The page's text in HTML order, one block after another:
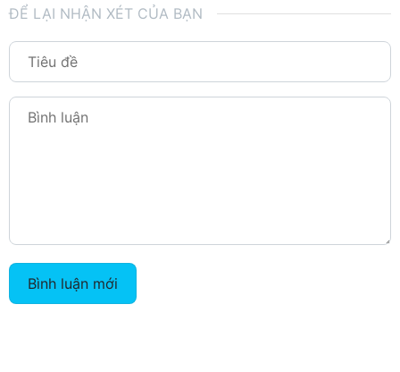
ĐỂ LẠI NHẬN XÉT CỦA BẠN
Bình luận mới